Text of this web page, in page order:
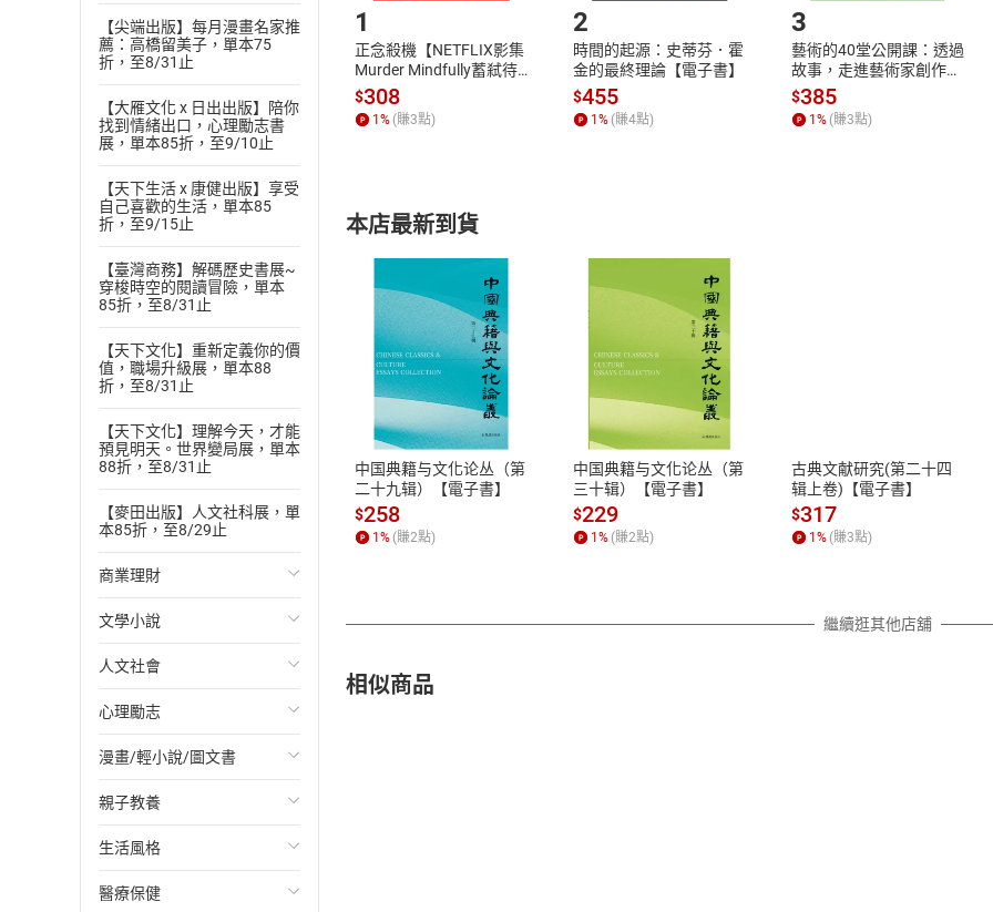
【尖端出版】每月漫畫名家推
薦：高橋留美子，單本75
折，至8/31止
【大雁文化 x 日出出版】陪你
找到情緒出口，心理勵志書
展，單本85折，至9/10止
【天下生活 x 康健出版】享受
自己喜歡的生活，單本85
折，至9/15止
【臺灣商務】解碼歷史書展~
穿梭時空的閱讀冒險，單本
85折，至8/31止
【天下文化】重新定義你的價
值，職場升級展，單本88
折，至8/31止
【天下文化】理解今天，才能
預見明天。世界變局展，單本
88折，至8/31止
【麥田出版】人文社科展，單
本85折，至8/29止
商業理財
投資理財
經濟/趨勢
財務/金融
管理/領導
職場工作術
成功法
行銷/廣告
文學小說
歐美文學
日本文學
韓國文學
華文文學
經典文學
成長/家庭生活小說
人文社會
國際關係
政治
社會科學
台灣/中國歷史
日/韓歷史
心理勵志
心靈成長/情緒
人際關係
兩性關係
心理學
漫畫/輕小說/圖文書
輕小說
奇幻/科幻
愛情故事
親子教養
教育現場
兒童文學/故事
生活風格
飲食/食譜
醫療保健
付款方式
ATM轉帳、信用卡、LINE PAY、AFTEE
之權利，遽消費者保護法及通訊交
除權合理例外情事適用準則，依商
質各有不同規定。詳細退換貨說明
照各商品說明。
1
正念殺機【NETFLIX影集
Murder Mindfully蓄弒待
發】【電子書】
$308
1% (賺3點)
2
時間的起源：史蒂芬．霍
金的最終理論【電子書】
$455
1% (賺4點)
3
藝術的40堂公開課：透過
故事，走進藝術家創作現
場，看藝術如何誕生、如
何形塑人類生活【電子
書】
$385
1% (賺3點)
本店最新到貨
中国典籍与文化论丛（第
二十九辑）【電子書】
$258
1 % (賺2點)
中国典籍与文化论丛（第
三十辑）【電子書】
$229
1 % (賺2點)
古典文献研究(第二十四
辑上卷)【電子書】
$317
1 % (賺3點)
繼續逛其他店舖
相似商品